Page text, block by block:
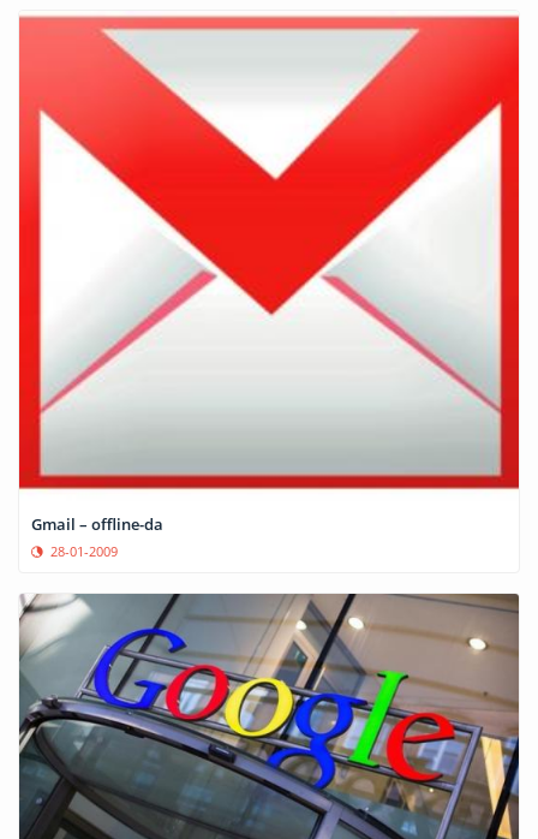
Gmail – offline-da
28-01-2009